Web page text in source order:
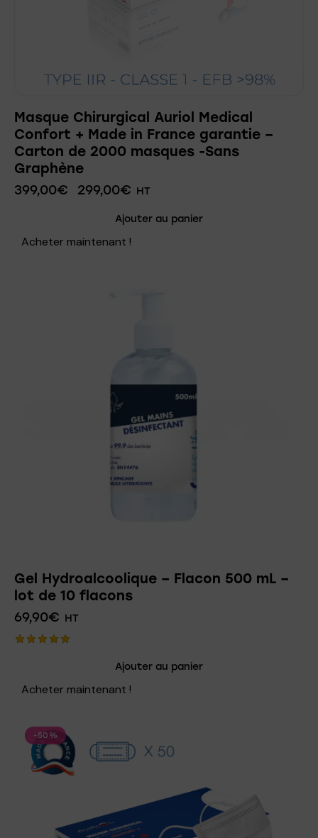
Masque Chirurgical Auriol Medical
Confort + Made in France garantie –
Carton de 2000 masques -Sans
Graphène
399,00€ 299,00€ HT
Ajouter au panier
Acheter maintenant !
Gel Hydroalcoolique – Flacon 500 mL –
lot de 10 flacons
69,90€ HT
Ajouter au panier
Acheter maintenant !
-50%